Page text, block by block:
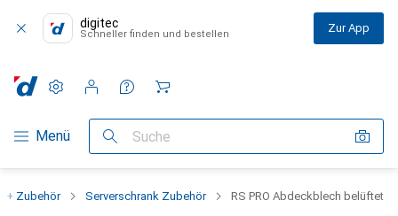
digitec
Schneller finden und bestellen Zur App
Navigation nach Kategorien
Menü Suche
Einstellungen
Kundenkonto
Vergleichslisten
Merklisten
Warenkorb
+ Zubehör Serverschrank Zubehör RS PRO Abdeckblech belüftet